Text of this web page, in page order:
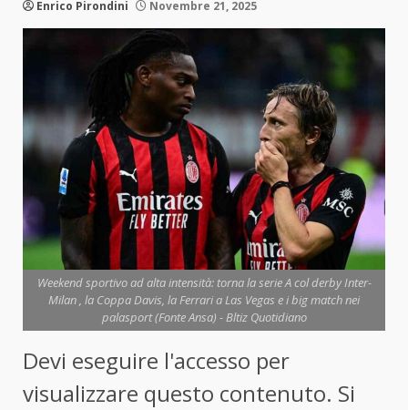
Enrico Pirondini Novembre 21, 2025
Weekend sportivo ad alta intensità: torna la serie A col derby Inter-
Milan , la Coppa Davis, la Ferrari a Las Vegas e i big match nei
palasport (Fonte Ansa) - Bltiz Quotidiano
Devi eseguire l'accesso per
visualizzare questo contenuto. Si